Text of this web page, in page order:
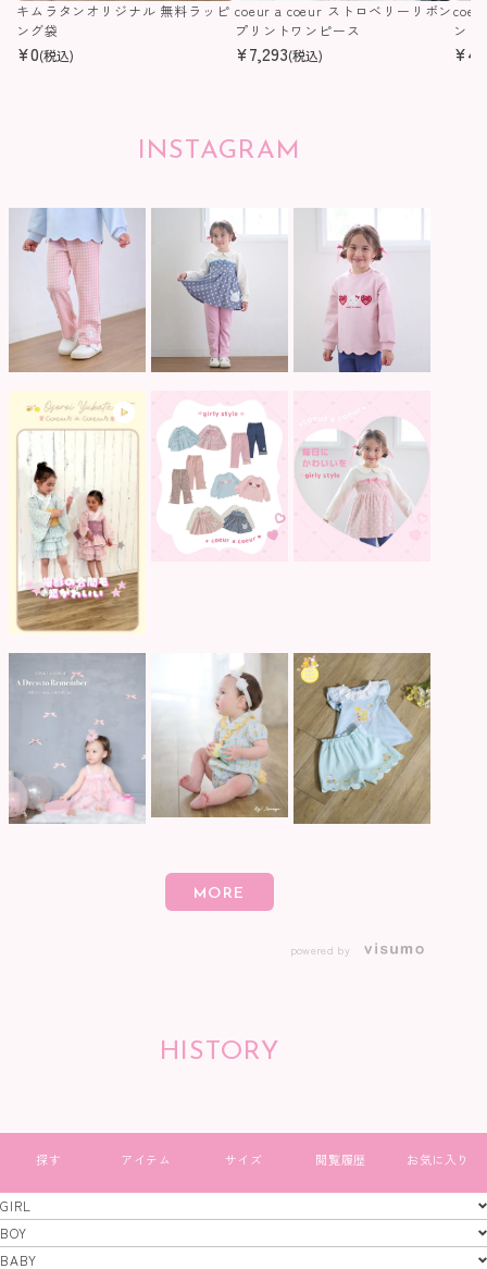
キムラタンオリジナル 無料ラッピ
ング袋
¥0(税込)
coeur a coeur ストロベリーリボン
プリントワンピース
¥7,293(税込)
ンピ
¥
INSTAGRAM
powered by
HISTORY
すべて見る
GIRL
BOY
GIRL
BOY
BABY